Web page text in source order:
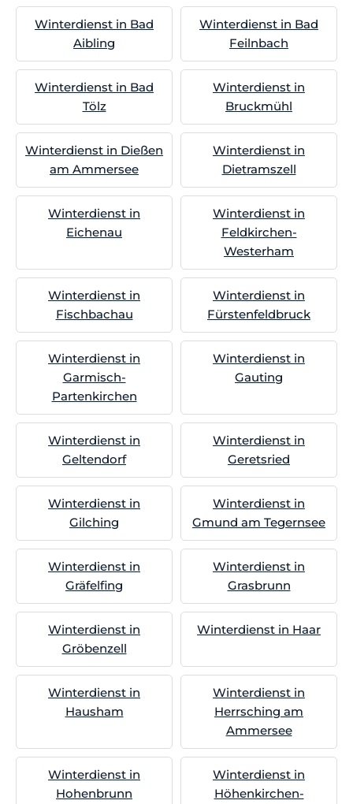
Winterdienst in Bad
Aibling
Winterdienst in Bad
Feilnbach
Winterdienst in Bad
Tölz
Winterdienst in
Bruckmühl
Winterdienst in Dießen
am Ammersee
Winterdienst in
Dietramszell
Winterdienst in
Eichenau
Winterdienst in
Feldkirchen-
Westerham
Winterdienst in
Fischbachau
Winterdienst in
Fürstenfeldbruck
Winterdienst in
Garmisch-
Partenkirchen
Winterdienst in
Gauting
Winterdienst in
Geltendorf
Winterdienst in
Geretsried
Winterdienst in
Gilching
Winterdienst in
Gmund am Tegernsee
Winterdienst in
Gräfelfing
Winterdienst in
Grasbrunn
Winterdienst in
Gröbenzell
Winterdienst in Haar
Winterdienst in
Hausham
Winterdienst in
Herrsching am
Ammersee
Winterdienst in
Hohenbrunn
Winterdienst in
Höhenkirchen-